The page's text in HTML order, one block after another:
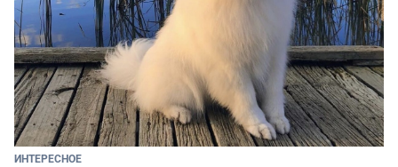
ИНТЕРЕСНОЕ